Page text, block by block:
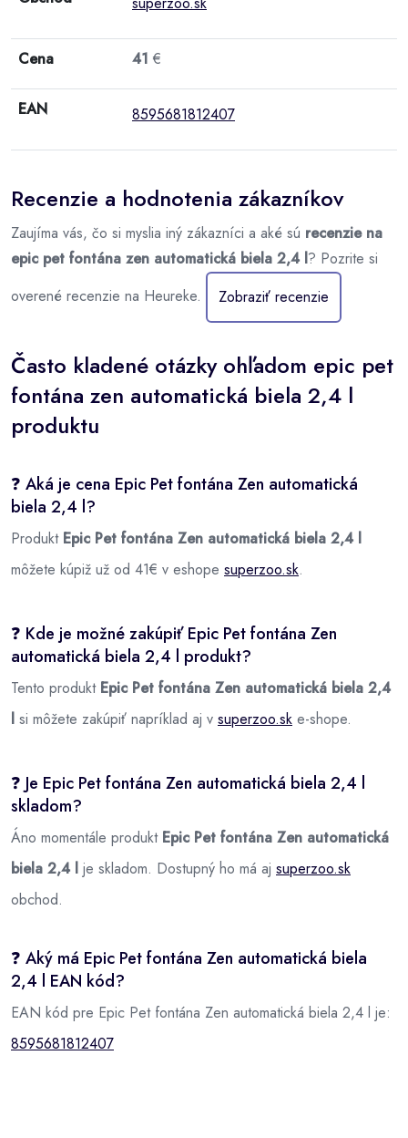
Cena 41 €
EAN 8595681812407
Recenzie a hodnotenia zákazníkov
Zaujíma vás, čo si myslia iný zákazníci a aké sú recenzie na
epic pet fontána zen automatická biela 2,4 l? Pozrite si
overené recenzie na Heureke.
Zobraziť recenzie
Často kladené otázky ohľadom epic pet
fontána zen automatická biela 2,4 l
produktu
❓ Aká je cena Epic Pet fontána Zen automatická
biela 2,4 l?
Produkt Epic Pet fontána Zen automatická biela 2,4 l
môžete kúpiž už od 41€ v eshope superzoo.sk.
❓ Kde je možné zakúpiť Epic Pet fontána Zen
automatická biela 2,4 l produkt?
Tento produkt Epic Pet fontána Zen automatická biela 2,4
l si môžete zakúpiť napríklad aj v superzoo.sk e-shope.
❓ Je Epic Pet fontána Zen automatická biela 2,4 l
skladom?
Áno momentále produkt Epic Pet fontána Zen automatická
biela 2,4 l je skladom. Dostupný ho má aj superzoo.sk
obchod.
❓ Aký má Epic Pet fontána Zen automatická biela
2,4 l EAN kód?
EAN kód pre Epic Pet fontána Zen automatická biela 2,4 l je:
8595681812407